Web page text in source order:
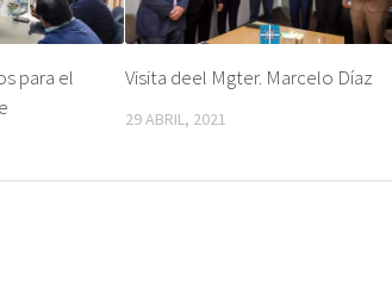
para el
Visita deel Mgter. Marcelo Díaz
29 ABRIL, 2021